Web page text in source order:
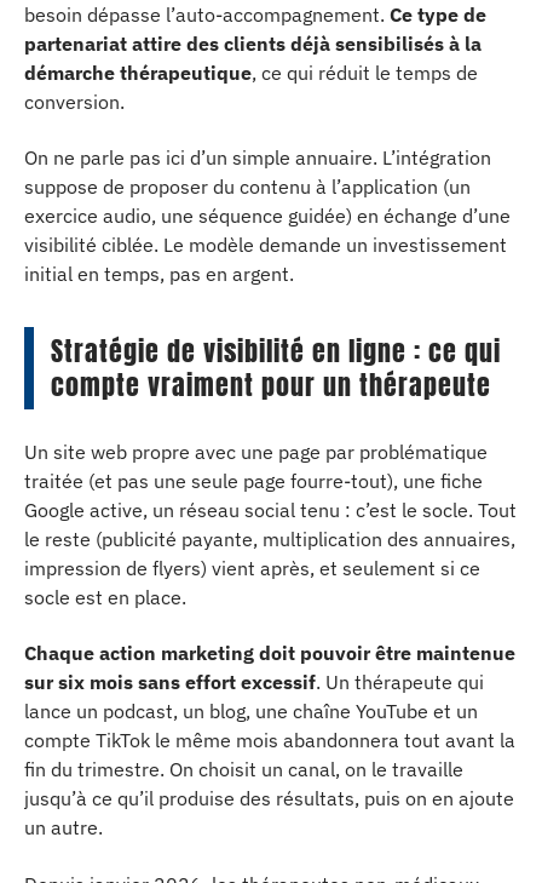
besoin dépasse l’auto-accompagnement. Ce type de
partenariat attire des clients déjà sensibilisés à la
démarche thérapeutique, ce qui réduit le temps de
conversion.
On ne parle pas ici d’un simple annuaire. L’intégration
suppose de proposer du contenu à l’application (un
exercice audio, une séquence guidée) en échange d’une
visibilité ciblée. Le modèle demande un investissement
initial en temps, pas en argent.
Stratégie de visibilité en ligne : ce qui
compte vraiment pour un thérapeute
Un site web propre avec une page par problématique
traitée (et pas une seule page fourre-tout), une fiche
Google active, un réseau social tenu : c’est le socle. Tout
le reste (publicité payante, multiplication des annuaires,
impression de flyers) vient après, et seulement si ce
socle est en place.
Chaque action marketing doit pouvoir être maintenue
sur six mois sans effort excessif. Un thérapeute qui
lance un podcast, un blog, une chaîne YouTube et un
compte TikTok le même mois abandonnera tout avant la
fin du trimestre. On choisit un canal, on le travaille
jusqu’à ce qu’il produise des résultats, puis on en ajoute
un autre.